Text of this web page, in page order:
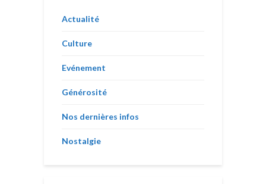
Actualité
Culture
Evénement
Générosité
Nos dernières infos
Nostalgie